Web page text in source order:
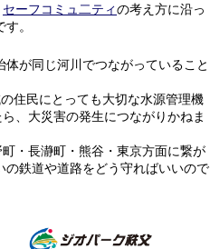
セーフコミュ二ティの考え方に沿っ
。
が同じ河川でつながっていること
住民にとっても大切な水源管理機
、大災害の発生につながりかねま
・長瀞町・熊谷・東京方面に繋が
鉄道や道路をどう守ればいいので